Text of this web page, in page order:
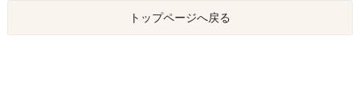
トップページへ戻る